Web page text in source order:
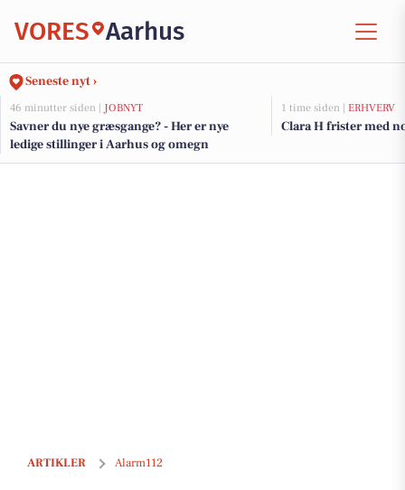
VORES Aarhus
Seneste nyt ›
46 minutter siden | JOBNYT
Savner du nye græsgange? - Her er nye
ledige stillinger i Aarhus og omegn
1 time siden | ERHVERV
Clara H frister med
ARTIKLER Alarm112
Østjyllands Politi: Nyt fra Aarhus - mandag den 18. maj